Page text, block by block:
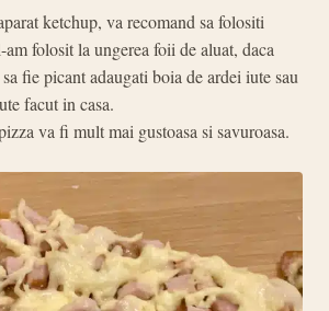
ketchup, va recomand sa folositi
am folosit la ungerea foii de aluat, daca
fie picant adaugati boia de ardei iute sau
facut in casa.
va fi mult mai gustoasa si savuroasa.